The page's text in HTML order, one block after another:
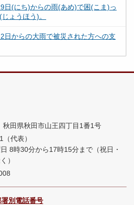
日(にち)からの雨(あめ)で困(こま)っ
ょうほう)。
日からの大雨で被災された方への支
田県秋田市山王四丁目1番1号
代表）
8時30分から17時15分まで （祝日・
）
署別電話番号